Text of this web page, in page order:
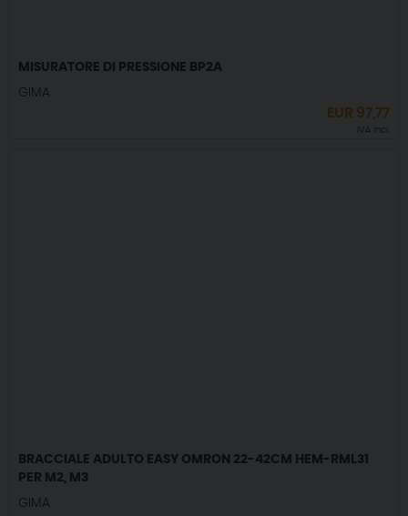
MISURATORE DI PRESSIONE BP2A
GIMA
EUR 97,77
IVA incl.
BRACCIALE ADULTO EASY OMRON 22-42CM HEM-RML31
PER M2, M3
GIMA